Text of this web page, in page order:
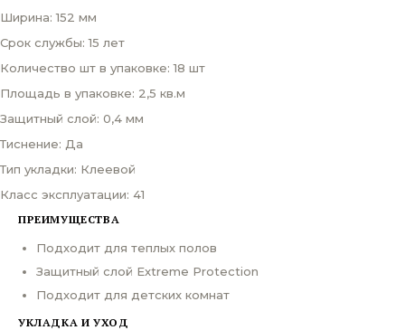
Ширина: 152 мм
Срок службы: 15 лет
Количество шт в упаковке: 18 шт
Площадь в упаковке: 2,5 кв.м
Защитный слой: 0,4 мм
Тиснение: Да
Тип укладки: Клеевой
Класс эксплуатации: 41
ПРЕИМУЩЕСТВА
Подходит для теплых полов
Защитный слой Extreme Protection
Подходит для детских комнат
УКЛАДКА И УХОД